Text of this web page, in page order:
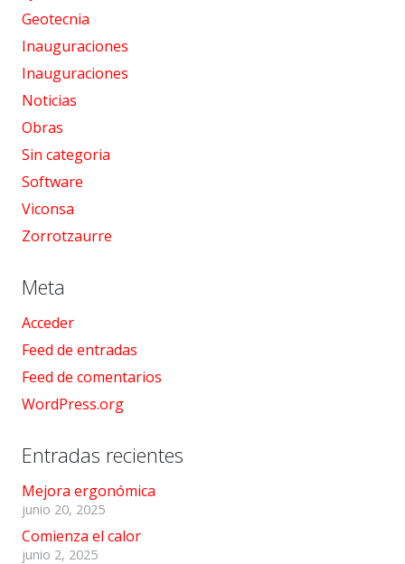
Geotecnia
Inauguraciones
Inauguraciones
Noticias
Obras
Sin categoria
Software
Viconsa
Zorrotzaurre
Meta
Acceder
Feed de entradas
Feed de comentarios
WordPress.org
Entradas recientes
Mejora ergonómica
junio 20, 2025
Comienza el calor
junio 2, 2025